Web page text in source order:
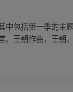
中包括第一季的
、王朝作曲，王朝